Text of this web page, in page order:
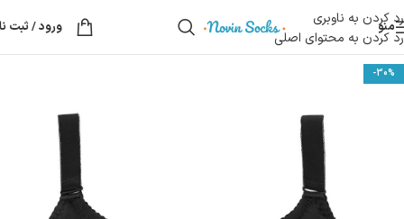
رد کردن به ناوبری
رد کردن به محتوای اصلی
منو ورود / ثبت
-30%